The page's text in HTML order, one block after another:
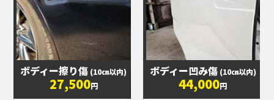
ボディー擦り傷 (10㎝以内)
27,500円
ボディー凹み傷 (10㎝以内)
44,000円